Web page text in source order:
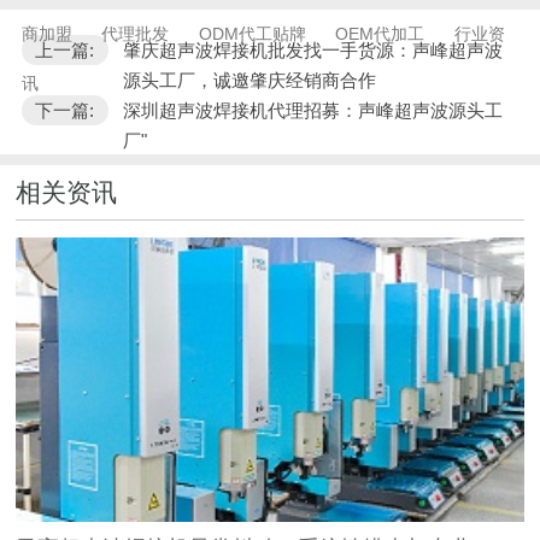
商加盟 代理批发 ODM代工贴牌 OEM代加工 行业资
讯
上一篇:
肇庆超声波焊接机批发找一手货源：声峰超声波
源头工厂，诚邀肇庆经销商合作
下一篇:
深圳超声波焊接机代理招募：声峰超声波源头工
厂"
相关资讯